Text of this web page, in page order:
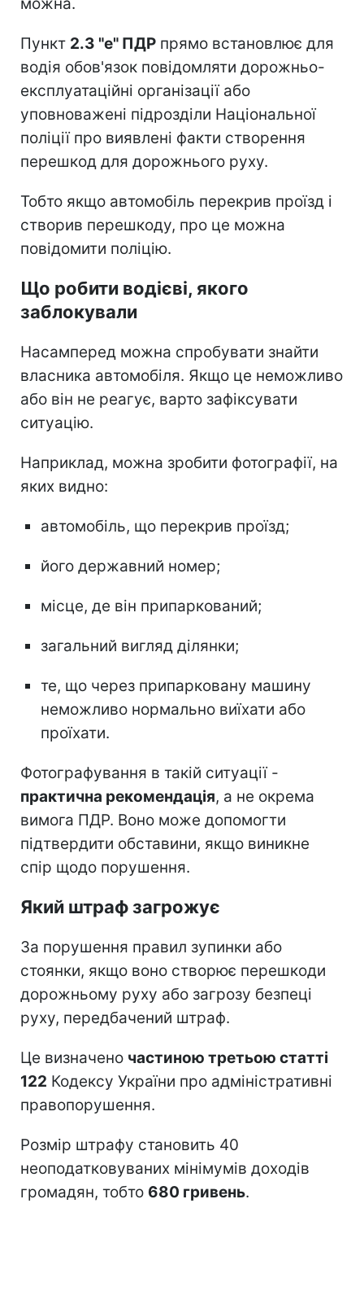
можна.
Пункт 2.3 "е" ПДР прямо встановлює для
водія обов'язок повідомляти дорожньо-
експлуатаційні організації або
уповноважені підрозділи Національної
поліції про виявлені факти створення
перешкод для дорожнього руху.
Тобто якщо автомобіль перекрив проїзд і
створив перешкоду, про це можна
повідомити поліцію.
Що робити водієві, якого
заблокували
Насамперед можна спробувати знайти
власника автомобіля. Якщо це неможливо
або він не реагує, варто зафіксувати
ситуацію.
Наприклад, можна зробити фотографії, на
яких видно:
автомобіль, що перекрив проїзд;
його державний номер;
місце, де він припаркований;
загальний вигляд ділянки;
те, що через припарковану машину
неможливо нормально виїхати або
проїхати.
Фотографування в такій ситуації -
практична рекомендація, а не окрема
вимога ПДР. Воно може допомогти
підтвердити обставини, якщо виникне
спір щодо порушення.
Який штраф загрожує
За порушення правил зупинки або
стоянки, якщо воно створює перешкоди
дорожньому руху або загрозу безпеці
руху, передбачений штраф.
Це визначено частиною третьою статті
122 Кодексу України про адміністративні
правопорушення.
Розмір штрафу становить 40
неоподатковуваних мінімумів доходів
громадян, тобто 680 гривень.